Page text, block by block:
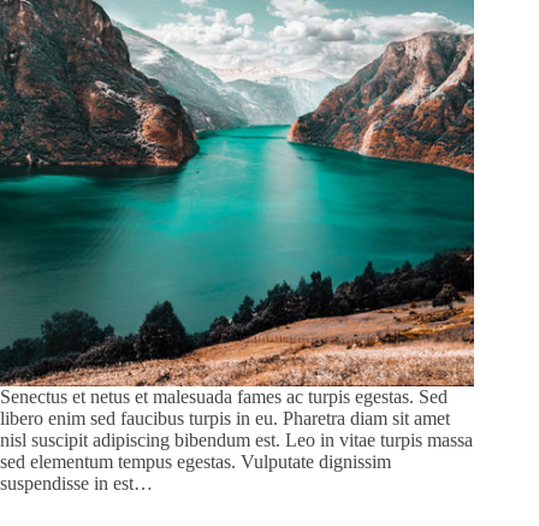
Senectus et netus et malesuada fames ac turpis egestas. Sed
libero enim sed faucibus turpis in eu. Pharetra diam sit amet
nisl suscipit adipiscing bibendum est. Leo in vitae turpis massa
sed elementum tempus egestas. Vulputate dignissim
suspendisse in est…